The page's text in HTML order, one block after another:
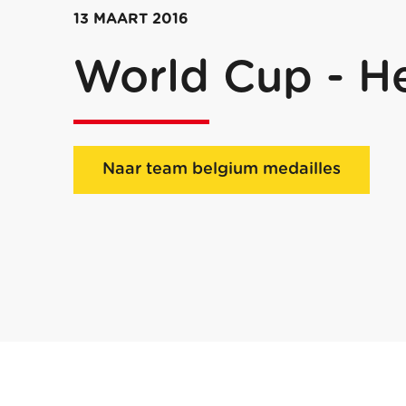
13 MAART 2016
World Cup -
Naar team belgium medailles